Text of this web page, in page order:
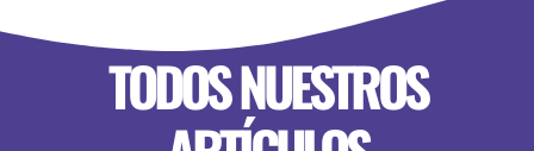
TODOS NUESTROS